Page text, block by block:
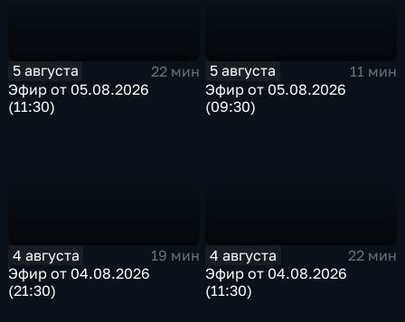
5 августа
22 мин
Эфир от 05.08.2026
(11:30)
5 августа
11 мин
Эфир от 05.08.2026
(09:30)
4 августа
19 мин
Эфир от 04.08.2026
(21:30)
4 августа
22 мин
Эфир от 04.08.2026
(11:30)